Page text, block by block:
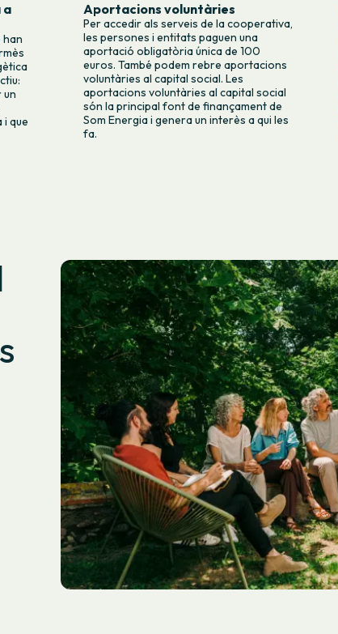
a
han
un
i que
Aportacions voluntàries
Per accedir als serveis de la cooperativa,
les persones i entitats paguen una
aportació obligatòria única de 100
euros. També podem rebre aportacions
voluntàries al capital social. Les
aportacions voluntàries al capital social
són la principal font de finançament de
Som Energia i genera un interès a qui les
fa.